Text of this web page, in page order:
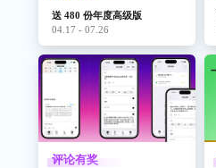
送 480 份年度高级版
04.17 - 07.26
评论有奖